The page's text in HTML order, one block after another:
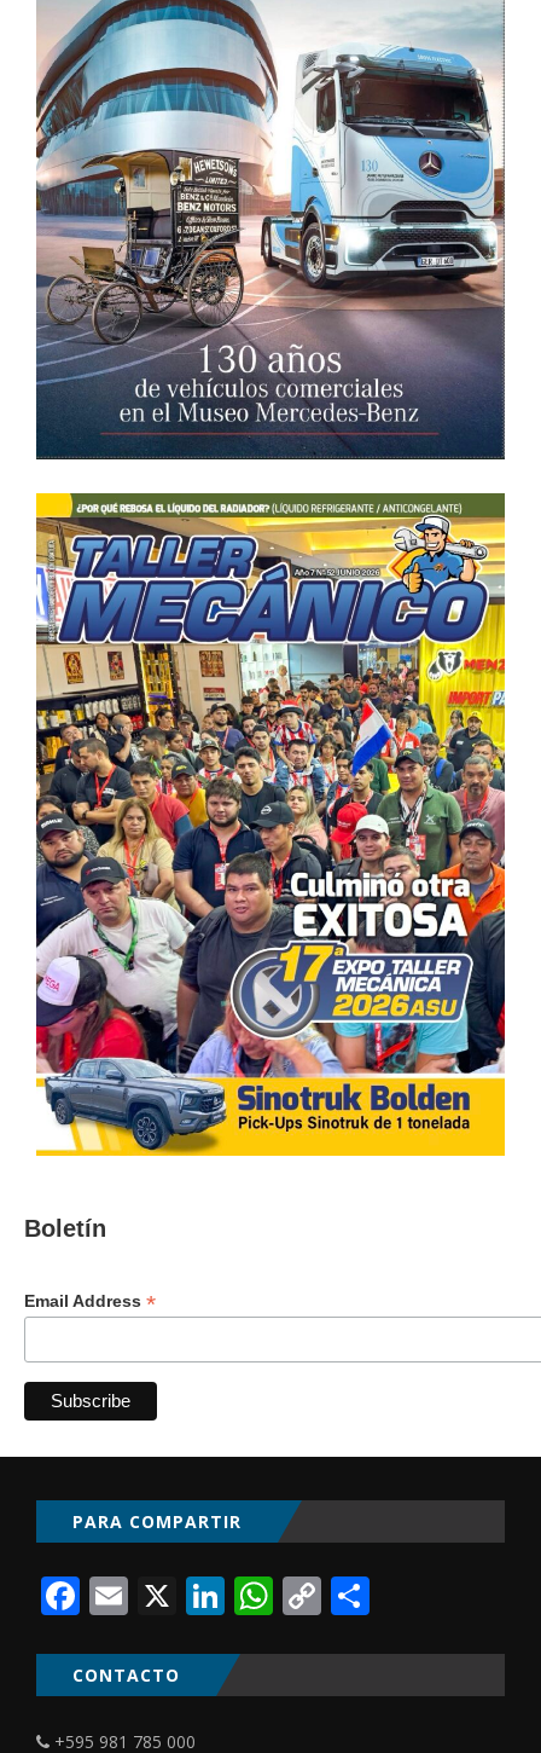
Boletín
Email Address *
PARA COMPARTIR
Facebook
Email
X LinkedIn
WhatsApp
Copy
CONTACTO
+595 981 785 000